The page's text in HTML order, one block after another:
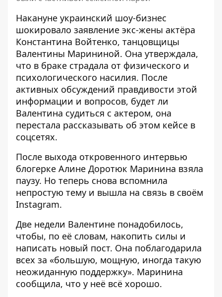
Накануне украинский шоу-бизнес
шокировало заявление экс-жены актёра
Константина Войтенко, танцовщицы
Валентины Марининой. Она утверждала,
что в браке страдала от физического и
психологического насилия. После
активных обсуждений правдивости этой
информации и вопросов, будет ли
Валентина судиться с актером, она
перестала рассказывать об этом кейсе в
соцсетях.
После выхода откровенного интервью
блогерке Алине Доротюк Маринина взяла
паузу. Но теперь снова вспомнила
непростую тему и вышла на связь в своём
Instagram.
Две недели Валентине понадобилось,
чтобы, по её словам, накопить силы и
написать новый пост. Она поблагодарила
всех за «большую, мощную, иногда такую ​​
неожиданную поддержку». Маринина
сообщила, что у неё всё хорошо.